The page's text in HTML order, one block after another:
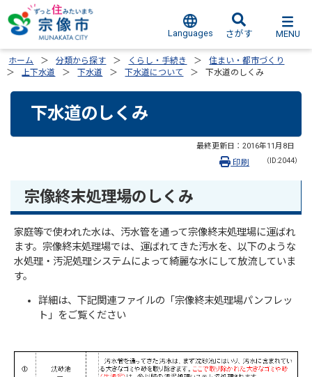
Languages さがす MENU
ホーム 分類から探す くらし・手続き
住まい・都市づくり
上下水道
下水道 下水道について 下水道のしくみ
下水道のしくみ
最終更新日： 2016年11月8日
（ID:2044）
印刷
宗像終末処理場のしくみ
家庭等で使われた水は、汚水管を通って宗像終末処理場に運ばれ
ます。宗像終末処理場では、運ばれてきた汚水を、以下のような
水処理・汚泥処理システムによって綺麗な水にして放流していま
す。
詳細は、下記関連ファイルの「宗像終末処理場パンフレッ
ト」をご覧ください